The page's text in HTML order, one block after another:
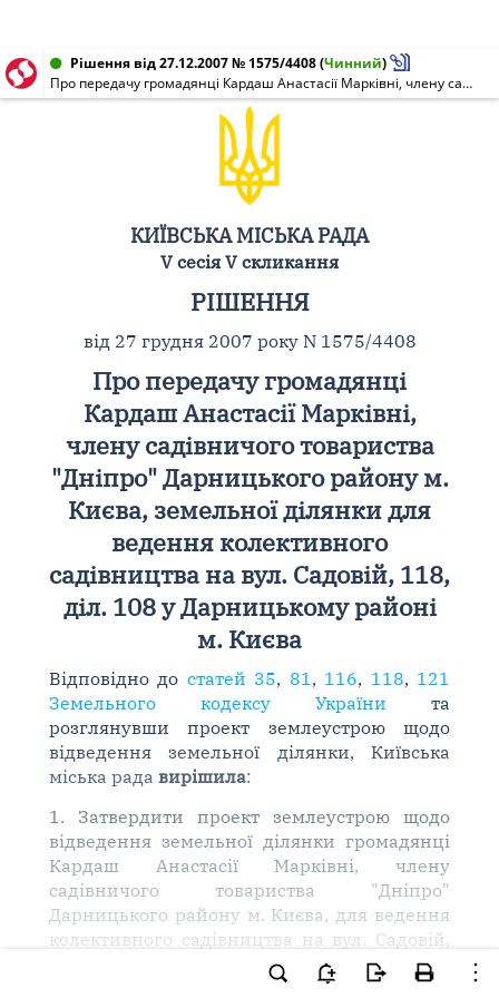
Рішення від 27.12.2007 № 1575/4408(Чинний)
Про передачу громадянці Кардаш Анастасії Марківні, члену садівничого товариства "Дніпро" Дарницького району м. Києва, земельної ділянки для ведення колективного садівництва на вул. Садовій, 118, діл. 108 у Дарницькому районі м. Києва
КИЇВСЬКА МІСЬКА РАДА
V сесія V скликання
РІШЕННЯ
від 27 грудня 2007 року N 1575/4408
Про передачу громадянці
Кардаш Анастасії Марківні,
члену садівничого товариства
"Дніпро" Дарницького району м.
Києва, земельної ділянки для
ведення колективного
садівництва на вул. Садовій, 118,
діл. 108 у Дарницькому районі
м. Києва
Відповідно до статей 35, 81, 116, 118, 121
Земельного кодексу України та
розглянувши проект землеустрою щодо
відведення земельної ділянки, Київська
міська рада вирішила:
1. Затвердити проект землеустрою щодо
відведення земельної ділянки громадянці
Кардаш Анастасії Марківні, члену
садівничого товариства "Дніпро"
Дарницького району м. Києва, для ведення
колективного садівництва на вул. Садовій,
118, діл. 108 у Дарницькому